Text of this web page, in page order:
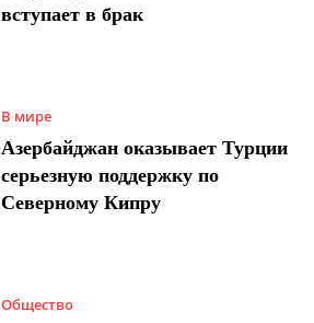
вступает в брак
В мире
Азербайджан оказывает Турции
серьезную поддержку по
Северному Кипру
Общество